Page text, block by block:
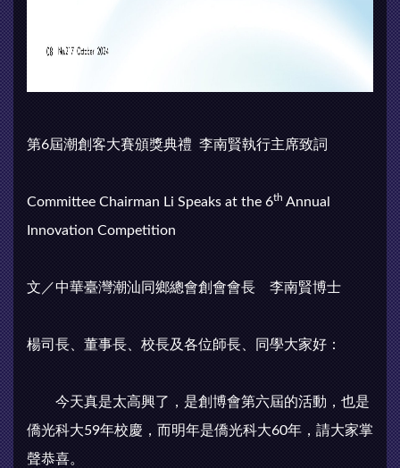
第6屆潮創客大賽頒獎典禮 李南賢執行主席致詞
Committee Chairman Li Speaks at the 6th Annual
Innovation Competition
文／中華臺灣潮汕同鄉總會創會會長 李南賢博士
楊司長、董事長、校長及各位師長、同學大家好：
今天真是太高興了，是創博會第六屆的活動，也是
僑光科大59年校慶，而明年是僑光科大60年，請大家掌
聲恭喜。